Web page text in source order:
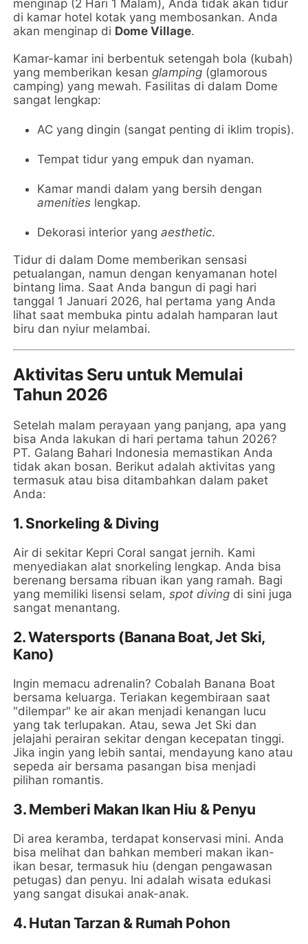
menginap (2 Hari 1 Malam), Anda tidak akan tidur
di kamar hotel kotak yang membosankan. Anda
akan menginap di Dome Village.
Kamar-kamar ini berbentuk setengah bola (kubah)
yang memberikan kesanglamping (glamorous
camping) yang mewah. Fasilitas di dalam Dome
sangat lengkap:
AC yang dingin (sangat penting di iklim tropis).
Tempat tidur yang empuk dan nyaman.
Kamar mandi dalam yang bersih dengan
amenities lengkap.
Dekorasi interior yangaesthetic.
Tidur di dalam Dome memberikan sensasi
petualangan, namun dengan kenyamanan hotel
bintang lima. Saat Anda bangun di pagi hari
tanggal 1 Januari 2026, hal pertama yang Anda
lihat saat membuka pintu adalah hamparan laut
biru dan nyiur melambai.
Aktivitas Seru untuk Memulai
Tahun 2026
Setelah malam perayaan yang panjang, apa yang
bisa Anda lakukan di hari pertama tahun 2026?
PT. Galang Bahari Indonesia memastikan Anda
tidak akan bosan. Berikut adalah aktivitas yang
termasuk atau bisa ditambahkan dalam paket
Anda:
1. Snorkeling & Diving
Air di sekitar Kepri Coral sangat jernih. Kami
menyediakan alat snorkeling lengkap. Anda bisa
berenang bersama ribuan ikan yang ramah. Bagi
yang memiliki lisensi selam,spot diving di sini juga
sangat menantang.
2. Watersports (Banana Boat, Jet Ski,
Kano)
Ingin memacu adrenalin? Cobalah Banana Boat
bersama keluarga. Teriakan kegembiraan saat
"dilempar" ke air akan menjadi kenangan lucu
yang tak terlupakan. Atau, sewa Jet Ski dan
jelajahi perairan sekitar dengan kecepatan tinggi.
Jika ingin yang lebih santai, mendayung kano atau
sepeda air bersama pasangan bisa menjadi
pilihan romantis.
3. Memberi Makan Ikan Hiu & Penyu
Di area keramba, terdapat konservasi mini. Anda
bisa melihat dan bahkan memberi makan ikan-
ikan besar, termasuk hiu (dengan pengawasan
petugas) dan penyu. Ini adalah wisata edukasi
yang sangat disukai anak-anak.
4. Hutan Tarzan & Rumah Pohon